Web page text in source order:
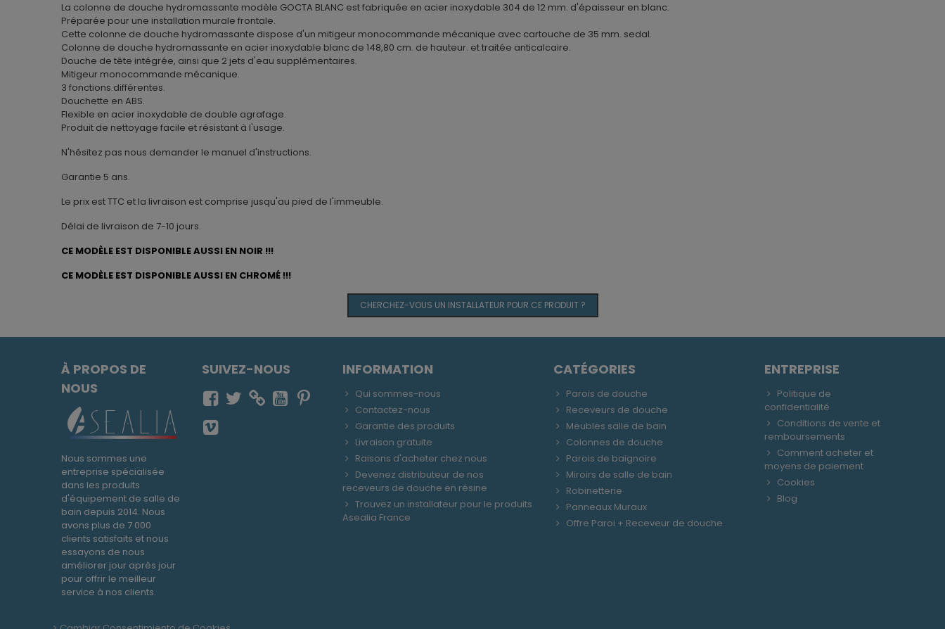
La colonne de douche hydromassante modèle GOCTA BLANC est fabriquée en acier inoxydable 304 de 12 mm. d'épaisseur en blanc.
Préparée pour une installation murale frontale.
Cette colonne de douche hydromassante dispose d'un mitigeur monocommande mécanique avec cartouche de 35 mm. sedal.
Colonne de douche hydromassante en acier inoxydable blanc de 148,80 cm. de hauteur. et traitée anticalcaire.
Douche de tête intégrée, ainsi que 2 jets d'eau supplémentaires.
Mitigeur monocommande mécanique.
3 fonctions différentes.
Douchette en ABS.
Flexible en acier inoxydable de double agrafage.
Produit de nettoyage facile et résistant à l'usage.
N'hésitez pas nous demander le manuel d'instructions.
Garantie 5 ans.
Le prix est TTC et la livraison est comprise jusqu'au pied de l'immeuble.
Délai de livraison de 7-10 jours.
CE MODÈLE EST DISPONIBLE AUSSI EN NOIR !!!
CE MODÈLE EST DISPONIBLE AUSSI EN CHROMÉ !!!
CHERCHEZ-VOUS UN INSTALLATEUR POUR CE PRODUIT ?
À PROPOS DE
NOUS
Nous sommes une
entreprise spécialisée
dans les produits
d'équipement de salle de
bain depuis 2014. Nous
avons plus de 7 000
clients satisfaits et nous
essayons de nous
améliorer jour après jour
pour offrir le meilleur
service à nos clients.
SUIVEZ-NOUS INFORMATION
Qui sommes-nous
Contactez-nous
Garantie des produits
Livraison gratuite
Raisons d'acheter chez nous
Devenez distributeur de nos
receveurs de douche en résine
Trouvez un installateur pour le produits
Asealia France
CATÉGORIES
Parois de douche
Receveurs de douche
Meubles salle de bain
Colonnes de douche
Parois de baignoire
Miroirs de salle de bain
Robinetterie
Panneaux Muraux
Offre Paroi + Receveur de douche
ENTREPRISE
Politique de
confidentialité
Conditions de vente et
remboursements
Comment acheter et
moyens de paiement
Cookies
Blog